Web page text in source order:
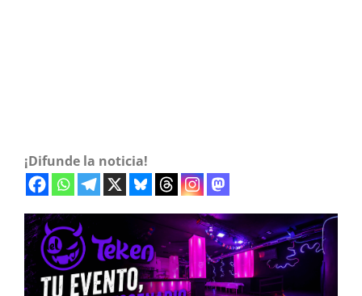
¡Difunde la noticia!